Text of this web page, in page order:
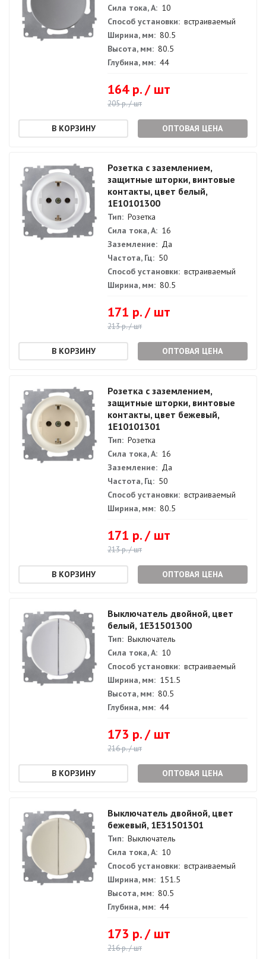
Сила тока, А: 10
Способ установки: встраиваемый
Ширина, мм: 80.5
Высота, мм: 80.5
Глубина, мм: 44
164 р. / шт
205 р. / шт
ОПТОВАЯ ЦЕНА
Розетка с заземлением,
защитные шторки, винтовые
контакты, цвет белый,
1E10101300
Тип: Розетка
Сила тока, А: 16
Заземление: Да
Частота, Гц: 50
Способ установки: встраиваемый
Ширина, мм: 80.5
171 р. / шт
213 р. / шт
ОПТОВАЯ ЦЕНА
Розетка с заземлением,
защитные шторки, винтовые
контакты, цвет бежевый,
1E10101301
Тип: Розетка
Сила тока, А: 16
Заземление: Да
Частота, Гц: 50
Способ установки: встраиваемый
Ширина, мм: 80.5
171 р. / шт
213 р. / шт
ОПТОВАЯ ЦЕНА
Выключатель двойной, цвет
белый, 1E31501300
Тип: Выключатель
Сила тока, А: 10
Способ установки: встраиваемый
Ширина, мм: 151.5
Высота, мм: 80.5
Глубина, мм: 44
173 р. / шт
216 р. / шт
ОПТОВАЯ ЦЕНА
Выключатель двойной, цвет
бежевый, 1E31501301
Тип: Выключатель
Сила тока, А: 10
Способ установки: встраиваемый
Ширина, мм: 151.5
Высота, мм: 80.5
Глубина, мм: 44
173 р. / шт
216 р. / шт